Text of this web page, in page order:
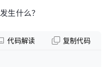
生什么？
代码解读 复制代码